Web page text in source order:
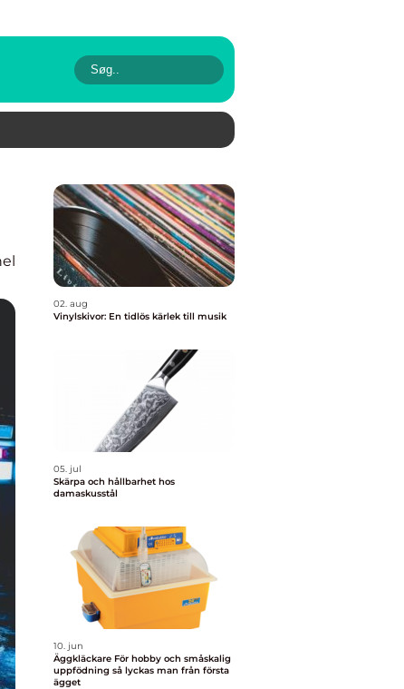
02. aug
Vinylskivor: En tidlös kärlek till musik
05. jul
Skärpa och hållbarhet hos
damaskusstål
10. jun
Äggkläckare För hobby och småskalig
uppfödning så lyckas man från första
ägget